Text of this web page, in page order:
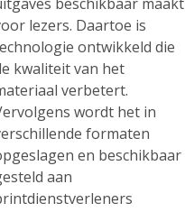
lezers. Daartoe is
ontwikkeld die
kwaliteit van het
verbetert.
wordt het in
formaten
en beschikbaar
aan